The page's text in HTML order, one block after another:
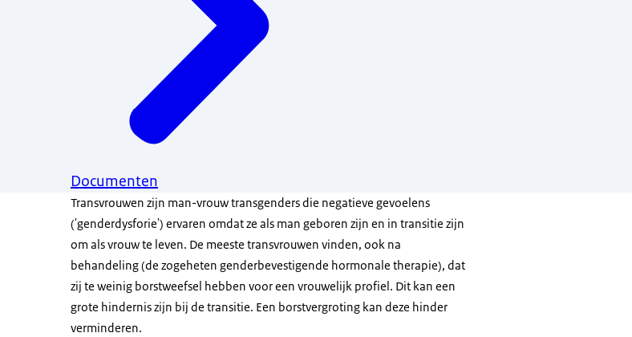
Documenten
Transvrouwen zijn man-vrouw transgenders die negatieve gevoelens
('genderdysforie') ervaren omdat ze als man geboren zijn en in transitie zijn
om als vrouw te leven. De meeste transvrouwen vinden, ook na
behandeling (de zogeheten genderbevestigende hormonale therapie), dat
zij te weinig borstweefsel hebben voor een vrouwelijk profiel. Dit kan een
grote hindernis zijn bij de transitie. Een borstvergroting kan deze hinder
verminderen.